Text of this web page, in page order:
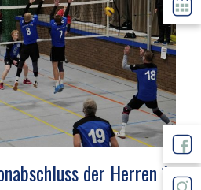
der Herren 1